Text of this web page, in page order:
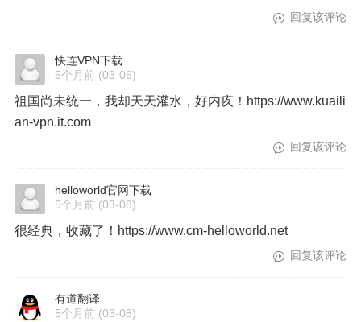
回复该评论
快连VPN下载
5个月前 (03-06)
祖国尚未统一，我却天天灌水，好内疚！https://www.kuaili
an-vpn.it.com
回复该评论
helloworld官网下载
5个月前 (03-08)
很经典，收藏了！https://www.cm-helloworld.net
回复该评论
有道翻译
5个月前 (03-08)